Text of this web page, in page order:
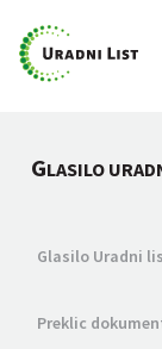
GLASILO
Glasilo Uradni
Preklic